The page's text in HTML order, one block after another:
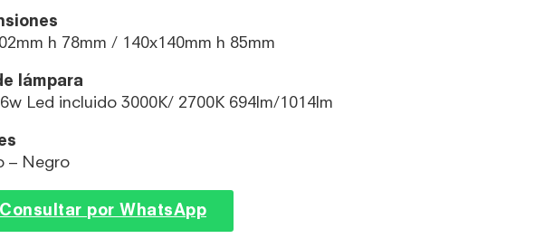
h 78mm / 140x140mm h 85mm
lámpara
Led incluido 3000K/ 2700K 694lm/1014lm
– Negro
Consultar por WhatsApp